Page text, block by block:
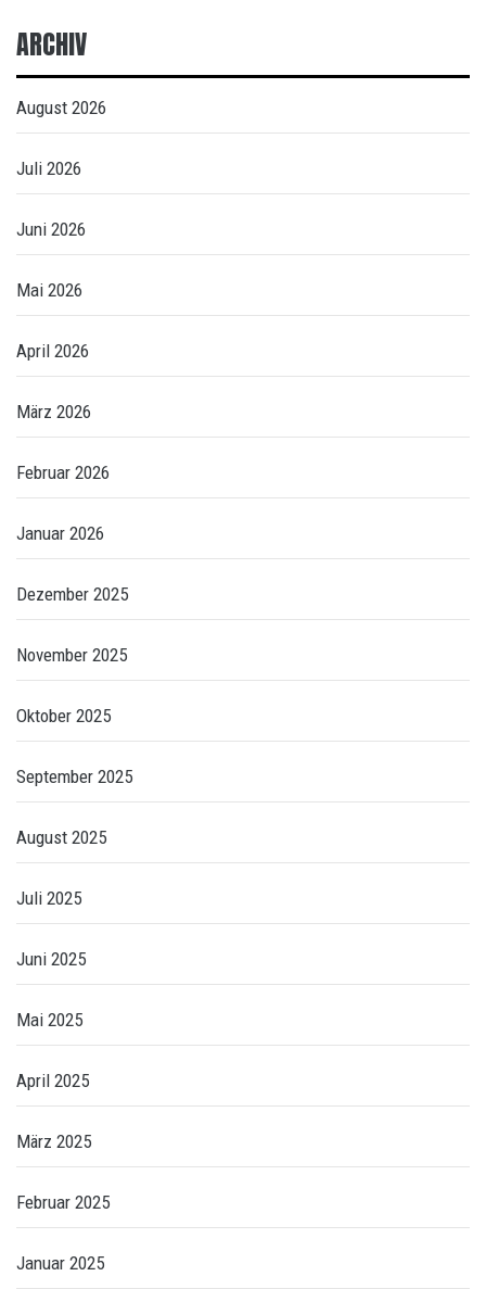
ARCHIV
August 2026
Juli 2026
Juni 2026
Mai 2026
April 2026
März 2026
Februar 2026
Januar 2026
Dezember 2025
November 2025
Oktober 2025
September 2025
August 2025
Juli 2025
Juni 2025
Mai 2025
April 2025
März 2025
Februar 2025
Januar 2025